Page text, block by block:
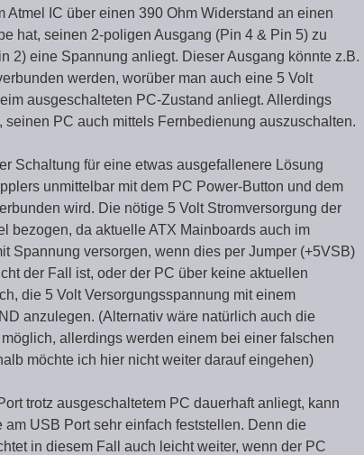
IC über einen 390 Ohm Widerstand an einen
hat, seinen 2-poligen Ausgang (Pin 4 & Pin 5) zu
2) eine Spannung anliegt. Dieser Ausgang könnte z.B.
werden, worüber man auch eine 5 Volt
ausgeschalteten PC-Zustand anliegt. Allerdings
PC auch mittels Fernbedienung auszuschalten.
Schaltung für eine etwas ausgefallenere Lösung
unmittelbar mit dem PC Power-Button und dem
wird. Die nötige 5 Volt Stromversorgung der
bezogen, da aktuelle ATX Mainboards auch im
Spannung versorgen, wenn dies per Jumper (+5VSB)
der Fall ist, oder der PC über keine aktuellen
die 5 Volt Versorgungsspannung mit einem
anzulegen. (Alternativ wäre natürlich auch die
allerdings werden einem bei einer falschen
möchte ich hier nicht weiter darauf eingehen)
trotz ausgeschaltetem PC dauerhaft anliegt, kann
USB Port sehr einfach feststellen. Denn die
in diesem Fall auch leicht weiter, wenn der PC